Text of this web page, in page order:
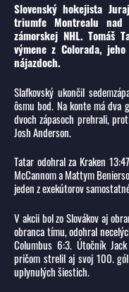
Slovenský hokejista
triumfe Montrealu nad
zámorskej NHL. Tomáš
výmene z Colorada,
nájazdoch.
Slafkovský ukončil
ôsmu bod. Na konte má dva
dvoch zápasoch prehrali,
Josh Anderson.
Tatar odohral za Kraken
McCannom a Mattym
jeden z exekútorov
V akcii bol zo Slovákov aj
obranca tímu, odohral
Columbus 6:3. Útočník
pričom strelil aj svoj 100.
uplynulých šiestich.